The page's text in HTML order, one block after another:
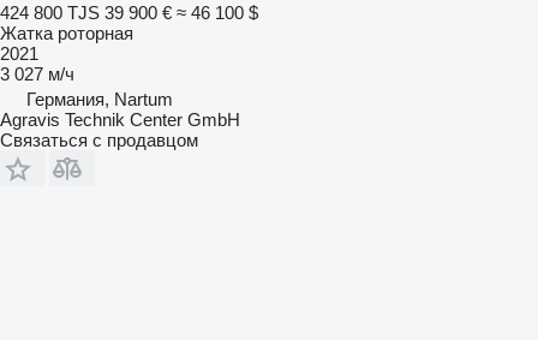
424 800 TJS 39 900 € ≈ 46 100 $
Жатка роторная
2021
3 027 м/ч
Германия, Nartum
Agravis Technik Center GmbH
Связаться с продавцом